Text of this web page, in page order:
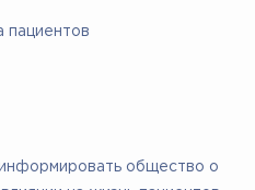
пациентов
информировать общество о